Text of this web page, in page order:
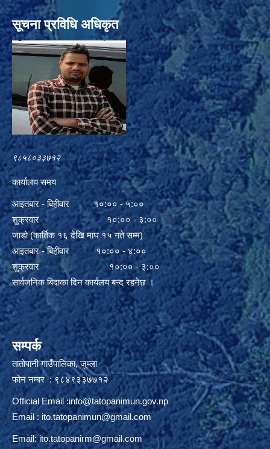
सूचना प्रविधि अधिकृत
९८५८०३३७१२
कार्यालय समय
आइतबार - बिहीवार १०:०० - ५:००
शुक्रवार १०:०० - ३:००
जाडो (कार्तिक १६ देखि माघ १५ गते सम्म)
आइतबार - बिहीवार १०:०० - ४:००
शुक्रवार १०:०० - ३:००
सार्वजनिक बिदाका दिन कार्यलय बन्द रहनेछ ।
सम्पर्क
तातोपानी गाउँपालिका, जुम्ला
फोन नम्बर : ९८४९३३७७१२
Official Email :info@tatopanimun.gov.np
Email :ito.tatopanimun@gmail.com
Email:ito.tatopanirm@gmail.com